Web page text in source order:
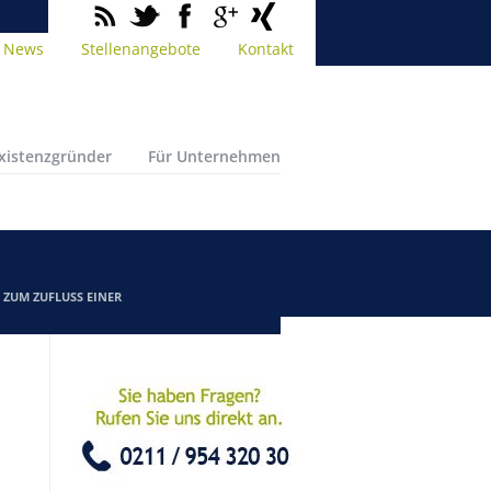
News Stellenangebote Kontakt
Für Unternehmen
ZUM ZUFLUSS EINER